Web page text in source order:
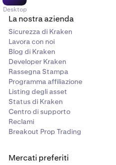
Desktop
La nostra azienda
Sicurezza di Kraken
Lavora con noi
Blog di Kraken
Developer Kraken
Rassegna Stampa
Programma affiliazione
Listing degli asset
Status di Kraken
Centro di supporto
Reclami
Breakout Prop Trading
Mercati preferiti